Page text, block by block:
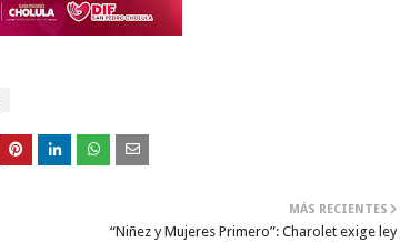
MÁS RECIENTES
“Niñez y Mujeres Primero”: Charolet exige ley